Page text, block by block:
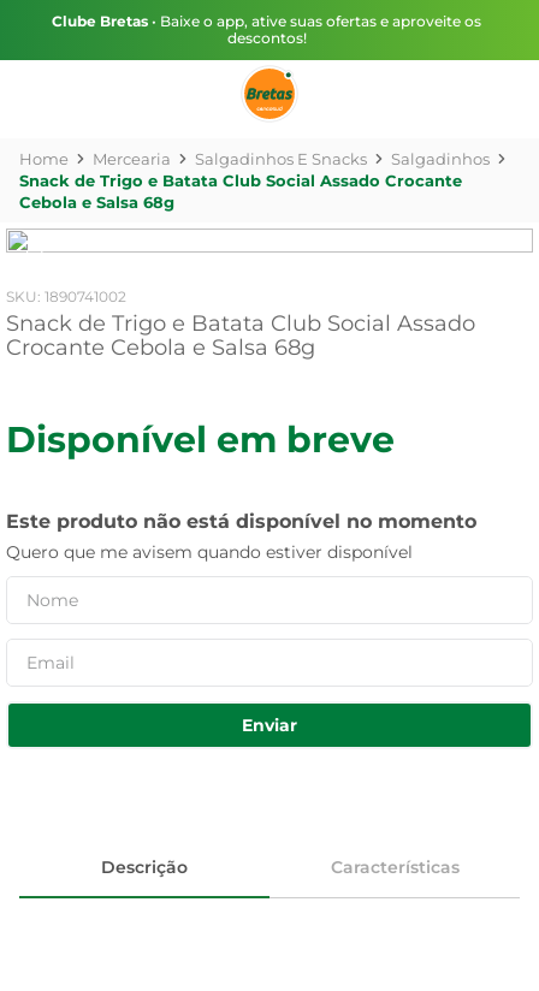
Clube Bretas • Baixe o app, ative suas ofertas e aproveite os
descontos!
Mercearia Salgadinhos E Snacks
Salgadinhos
Snack de Trigo e Batata Club Social Assado Crocante
Cebola e Salsa 68g
: 1890741002
Snack de Trigo e Batata Club Social Assado
Crocante Cebola e Salsa 68g
Disponível em breve
Este produto não está disponível no momento
Quero que me avisem quando estiver disponível
Enviar
Descrição Características